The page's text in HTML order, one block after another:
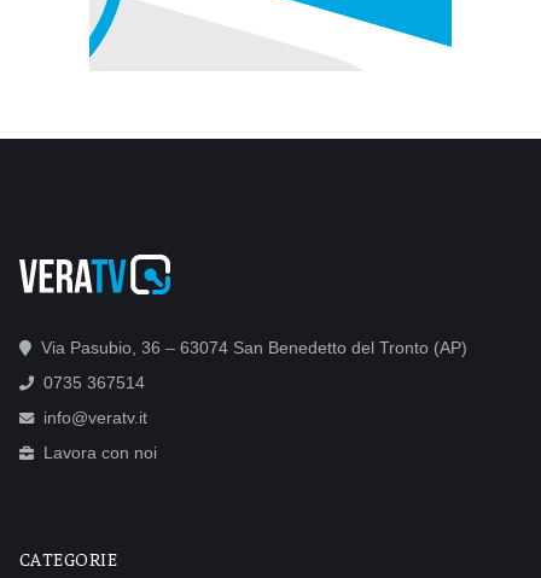
Via Pasubio, 36 – 63074 San Benedetto del Tronto (AP)
0735 367514
info@veratv.it
Lavora con noi
CATEGORIE